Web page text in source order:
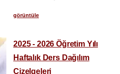
görüntüle
2025 - 2026 Öğretim Yılı
Haftalık Ders Dağılım
Çizelgeleri